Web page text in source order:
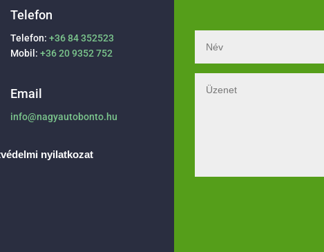
Telefon
Telefon:+36 84 352523
Mobil:+36 20 9352 752
Email
info@nagyautobonto.hu
nyilatkozat